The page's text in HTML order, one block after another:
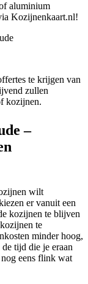
aluminium
Kozijnenkaart.nl!
te krijgen van
zullen
kozijnen.
–
wilt
er vanuit een
kozijnen te blijven
te
minder hoog,
tijd die je eraan
eens flink wat